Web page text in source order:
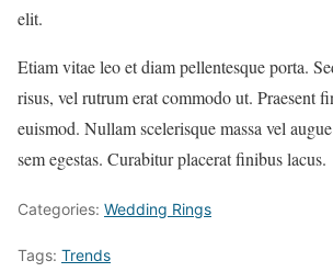
elit.
Etiam vitae leo et diam pellentesque porta.
risus, vel rutrum erat commodo ut. Praesent
euismod. Nullam scelerisque massa vel
sem egestas. Curabitur placerat finibus lacus.
Categories: Wedding Rings
Tags: Trends